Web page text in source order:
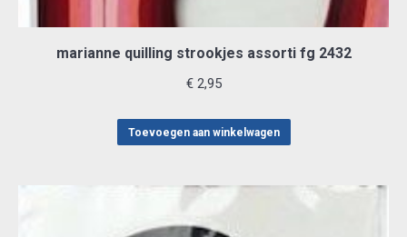
marianne quilling strookjes assorti fg 2432
€2,95
Toevoegen aan winkelwagen